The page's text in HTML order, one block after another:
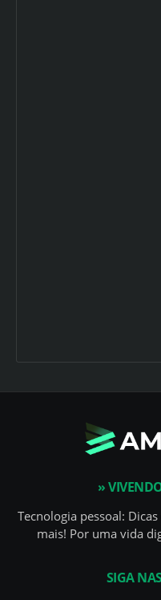
»
Tecnologia pessoal:
mais! Por uma vida
SIGA